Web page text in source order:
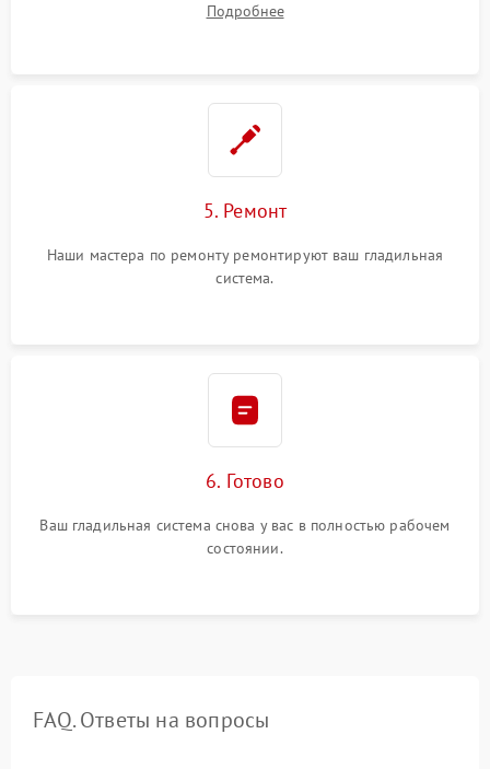
Подробнее
5. Ремонт
Наши мастера по ремонту ремонтируют ваш гладильная
система.
6. Готово
Ваш гладильная система снова у вас в полностью рабочем
состоянии.
FAQ. Ответы на вопросы